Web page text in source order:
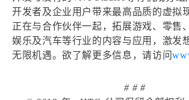
开发者及企业用户带来最高品质的虚拟
正在与合作伙伴一起，拓展游戏、零售
娱乐及汽车等行业的内容与应用，激发
无限机遇。欲了解更多信息，请访问
# # #